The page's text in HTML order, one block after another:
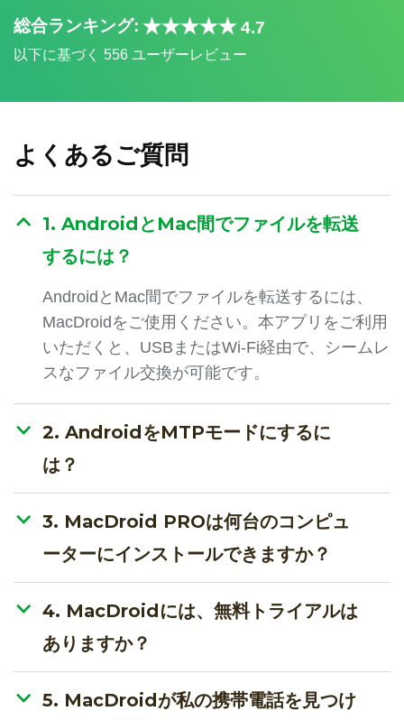
総合ランキング: 4.7
以下に基づく 556 ユーザーレビュー
よくあるご質問
1. AndroidとMac間でファイルを転送
するには？
AndroidとMac間でファイルを転送するには、
MacDroidをご使用ください。本アプリをご利用
いただくと、USBまたはWi-Fi経由で、シームレ
スなファイル交換が可能です。
2. AndroidをMTPモードにするに
は？
3. MacDroid PROは何台のコンピュ
ーターにインストールできますか？
4. MacDroidには、無料トライアルは
ありますか？
5. MacDroidが私の携帯電話を見つけ